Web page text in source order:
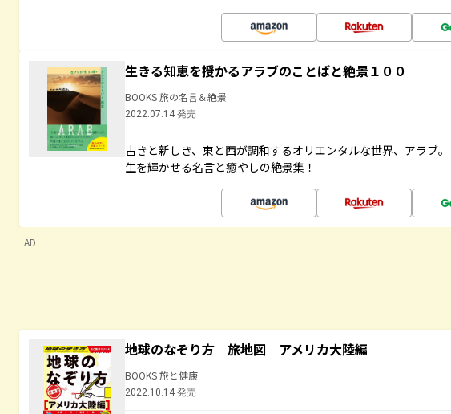
生きる知恵を授かるアラブのことばと絶景１００
BOOKS 旅の名言＆絶景
2022.07.14 発売
古きと新しき、東と西が調和するオリエンタルな世界、アラブ
生を輝かせる名言と癒やしの絶景集！
AD
地球のなぞり方 旅地図 アメリカ大陸編
BOOKS 旅と健康
2022.10.14 発売